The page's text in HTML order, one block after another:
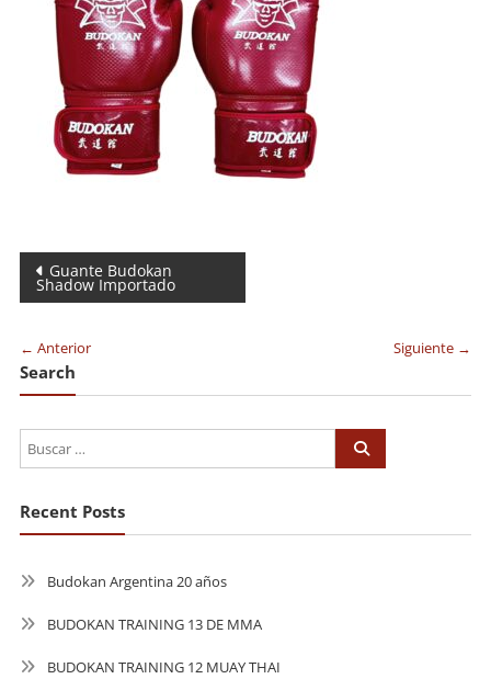
Navegación
de
entradas
Guante Budokan
Shadow Importado
← Anterior Siguiente →
Search
Recent Posts
Budokan Argentina 20 años
BUDOKAN TRAINING 13 DE MMA
BUDOKAN TRAINING 12 MUAY THAI